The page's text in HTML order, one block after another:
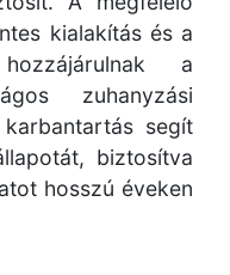
kialakítás és a
a
zuhanyzási
segít
biztosítva
hosszú éveken